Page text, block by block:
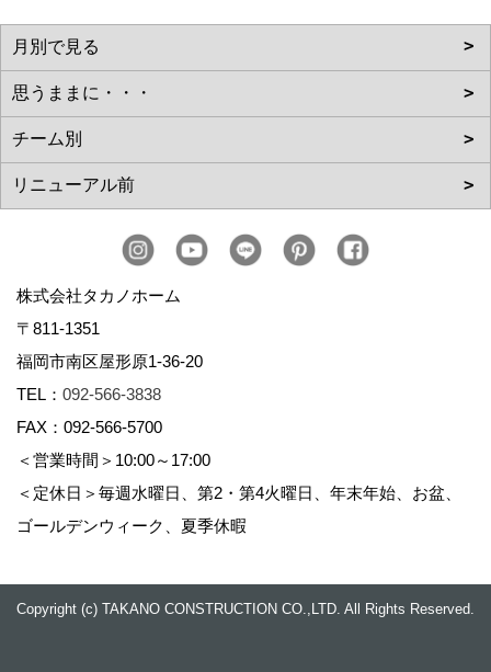
株式会社タカノホーム
〒811-1351
福岡市南区屋形原1-36-20
TEL： 092-566-3838
FAX：092-566-5700
＜営業時間＞10:00～17:00
＜定休日＞毎週水曜日、第2・第4火曜日、年末年始、お盆、
ゴールデンウィーク、夏季休暇
Copyright (c) TAKANO CONSTRUCTION CO.,LTD. All Rights Reserved.